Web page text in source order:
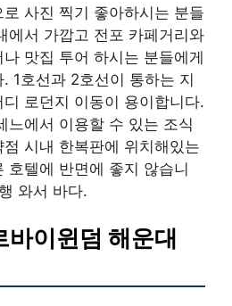
사진 찍기 좋아하시는 분들
에서 가깝고 전포 카페거리와
맛집 투어 하시는 분들에게
1호선과 2호선이 통하는 지
로던지 이동이 용이합니다.
느에서 이용할 수 있는 조식
시내 한복판에 위치해있는
호텔에 반면에 좋지 않습니
와서 바다.
바이윈덤 해운대